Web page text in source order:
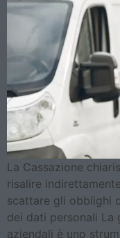
La Cassazione
risalire
scattare gli obblighi
dei dati personali La
aziendali è uno